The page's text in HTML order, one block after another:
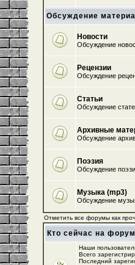
Обсуждение
Новости
Обсуждение
Рецензии
Обсуждение
Статьи
Обсуждение
Архивные
Обсуждение
Поэзия
Обсуждение
Музыка (mp3)
Обсуждение
Отметить все форумы как
Кто сейчас на
Наши
Всего
Последний